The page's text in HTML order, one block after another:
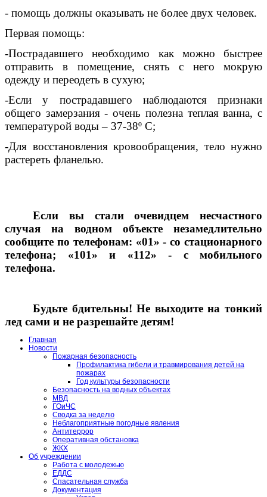
- помощь должны оказывать не более двух человек.
Первая помощь:
-Пострадавшего необходимо как можно быстрее
отправить в помещение, снять с него мокрую
одежду и переодеть в сухую;
-Если у пострадавшего наблюдаются признаки
общего замерзания - очень полезна теплая ванна, с
температурой воды – 37-38º С;
-Для восстановления кровообращения, тело нужно
растереть фланелью.
Если вы стали очевидцем несчастного
случая на водном объекте незамедлительно
сообщите по телефонам: «01» - со стационарного
телефона; «101» и «112» - с мобильного
телефона.
Будьте бдительны! Не выходите на тонкий
лед сами и не разрешайте детям!
Главная
Новости
Пожарная безопасность
Профилактика гибели и травмирования детей на
пожарах
Год культуры безопасности
Безопасность на водных объектах
МВД
ГОиЧС
Сводка за неделю
Неблагоприятные погодные явления
Антитеррор
Оперативная обстановка
ЖКХ
Об учреждении
Работа с молодежью
ЕДДС
Спасательная служба
Документация